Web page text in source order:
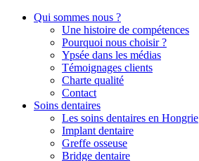
Qui sommes nous ?
Une histoire de compétences
Pourquoi nous choisir ?
Ypsée dans les médias
Témoignages clients
Charte qualité
Contact
Soins dentaires
Les soins dentaires en Hongrie
Implant dentaire
Greffe osseuse
Bridge dentaire